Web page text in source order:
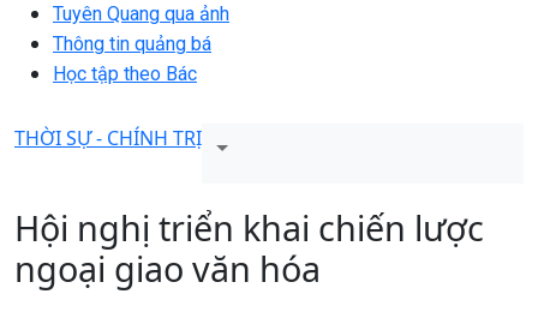
Tuyên Quang qua ảnh
Thông tin quảng bá
Học tập theo Bác
THỜI SỰ - CHÍNH TRỊ
Hội nghị triển khai chiến lược
ngoại giao văn hóa